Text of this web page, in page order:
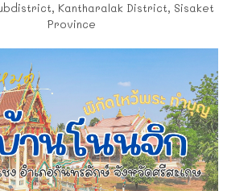
Kantharalak District, Sisaket
Province